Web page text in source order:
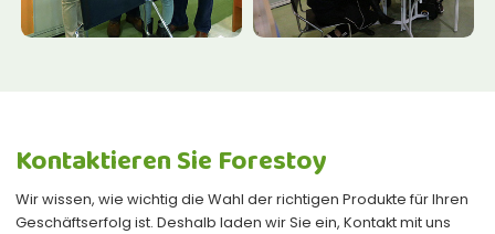
Kontaktieren Sie Forestoy
Wir wissen, wie wichtig die Wahl der richtigen Produkte für Ihren
Geschäftserfolg ist. Deshalb laden wir Sie ein, Kontakt mit uns